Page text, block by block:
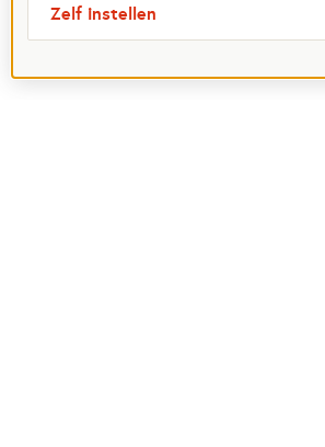
Zelf instellen